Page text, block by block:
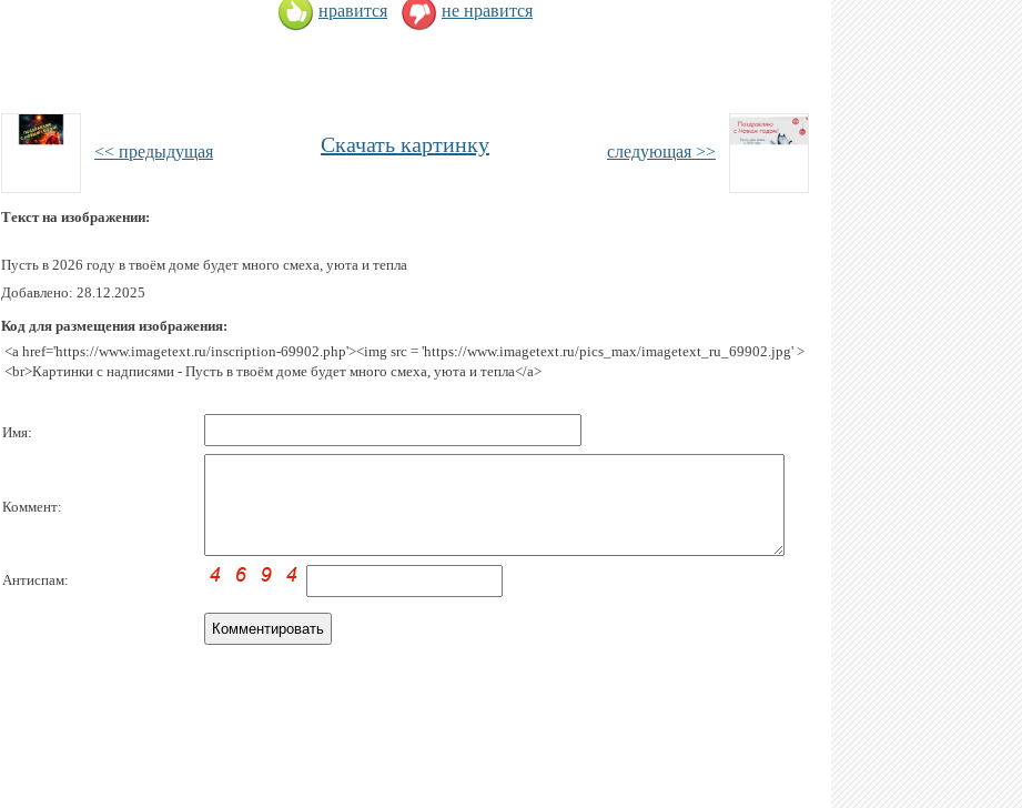
нравится не нравится
<< предыдущая следующая >>
Скачать картинку
Текст на изображении:
Пусть в 2026 году в твоём доме будет много смеха, уюта и тепла
Добавлено: 28.12.2025
Код для размещения изображения:
<a href='https://www.imagetext.ru/inscription-69902.php'><img src = 'https://www.imagetext.ru/pics_max/imagetext_ru_69902.jpg' >
<br>Картинки с надписями - Пусть в твоём доме будет много смеха, уюта и тепла</a>
Имя:
Коммент:
Антиспам: